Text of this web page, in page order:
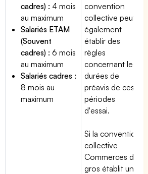
cadres) : 4 mois
au maximum
Salariés ETAM
(Souvent
cadres) : 6 mois
au maximum
Salariés cadres :
8 mois au
maximum
convention
collective peut
également
établir des
règles
concernant les
durées de
préavis de ces
périodes
d'essai.
Si la convention
collective
Commerces de
gros établit une